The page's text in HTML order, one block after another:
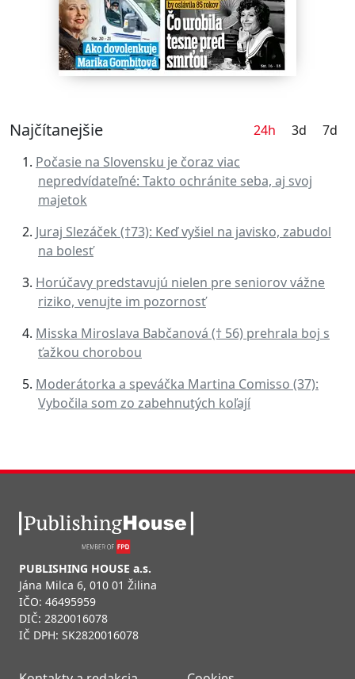
Najčítanejšie 24h 3d
7d
Počasie na Slovensku je čoraz viac
nepredvídateľné: Takto ochránite seba, aj svoj
majetok
Juraj Slezáček (†73): Keď vyšiel na javisko, zabudol
na bolesť
Horúčavy predstavujú nielen pre seniorov vážne
riziko, venujte im pozornosť
Misska Miroslava Babčanová († 56) prehrala boj s
ťažkou chorobou
Moderátorka a speváčka Martina Comisso (37):
Vybočila som zo zabehnutých koľají
PUBLISHING HOUSE a.s.
Jána Milca 6, 010 01 Žilina
IČO: 46495959
DIČ: 2820016078
IČ DPH: SK2820016078